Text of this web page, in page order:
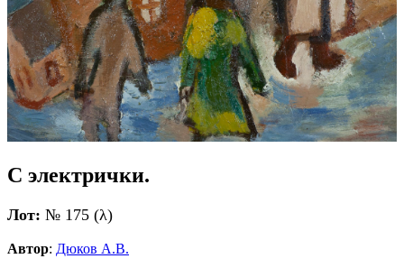
С электрички.
Лот: № 175 (λ)
Автор: Дюков А.В.